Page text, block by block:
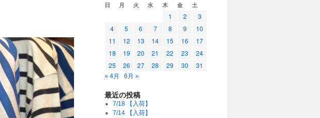
日 月 火 水 木 金 土
1 2
3
4
5 6 7 8 9
10
11
12 13 14 15 16
17
18
19 20 21 22 23
24
25
26 27 28 29 30 31
« 4月 6月 »
最近の投稿
7/18 【入荷】
7/14 【入荷】